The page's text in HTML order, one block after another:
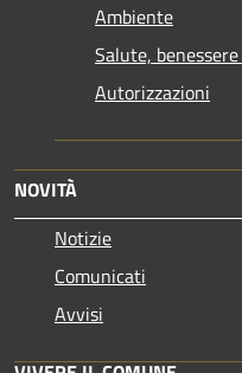
Ambiente
Salute,
Autorizzazioni
NOVITÀ
Notizie
Comunicati
Avvisi